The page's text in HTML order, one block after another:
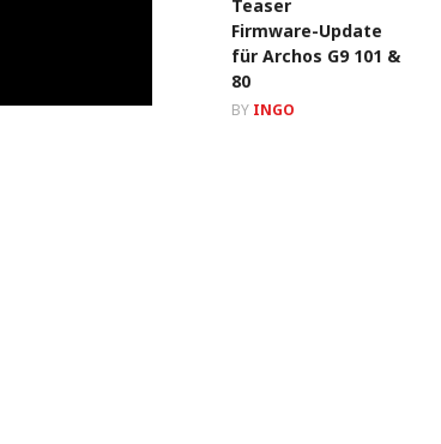
Firmware-Update
für Archos G9 101 &
80
BY INGO